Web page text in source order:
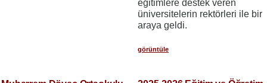
eğitimlere destek veren
üniversitelerin rektörleri ile bir
araya geldi.
görüntüle